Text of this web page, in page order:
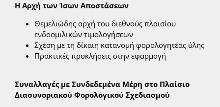
Η Αρχή των Ίσων Αποστάσεων
Θεμελιώδης αρχή του διεθνούς πλαισίου
ενδοομιλικών τιμολογήσεων
Σχέση με τη δίκαιη κατανομή φορολογητέας ύλης
Πρακτικές προκλήσεις στην εφαρμογή
Συναλλαγές με Συνδεδεμένα Μέρη στο Πλαίσιο
Διασυνοριακού Φορολογικού Σχεδιασμού